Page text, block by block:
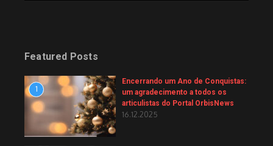
Featured Posts
1
Encerrando um Ano de Conquistas:
um agradecimento a todos os
articulistas do Portal OrbisNews
16.12.2025